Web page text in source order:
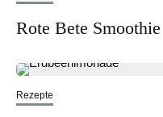
Rote Bete Smoothie
Rezepte